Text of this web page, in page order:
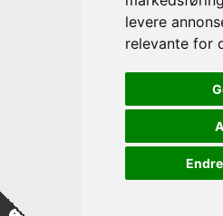
levere
relevante for
Prinsesse
Trondheim
sin høye